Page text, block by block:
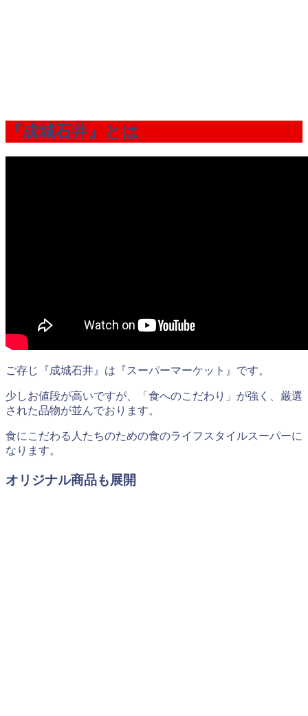
『成城石井』とは
ご存じ『成城石井』は『スーパーマーケット』です。
少しお値段が高いですが、「食へのこだわり」が強く、厳選
された品物が並んでおります。
食にこだわる人たちのための食のライフスタイルスーパーに
なります。
オリジナル商品も展開